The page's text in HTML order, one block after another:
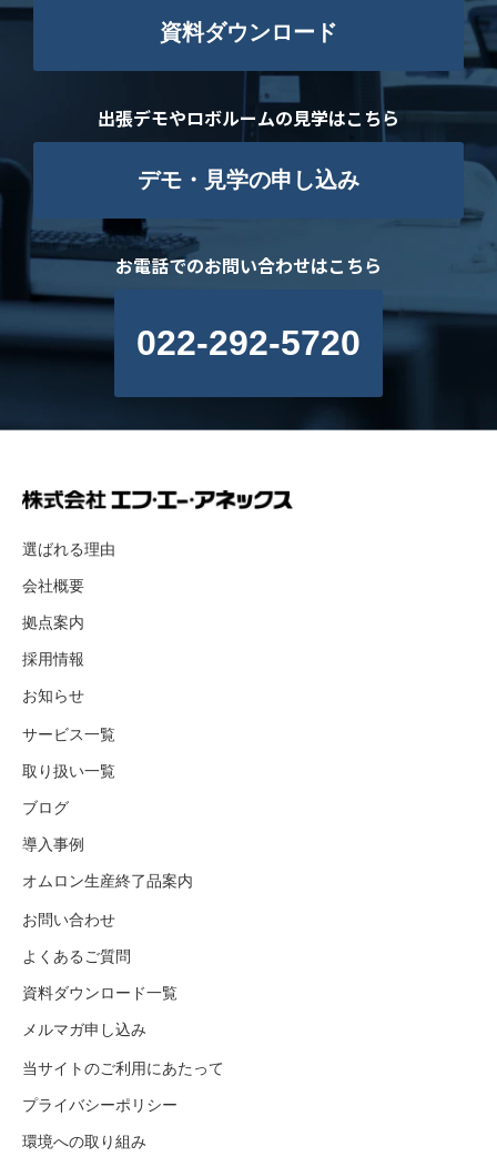
資料ダウンロード
出張デモやロボルームの見学はこちら
デモ・見学の申し込み
お電話でのお問い合わせはこちら
022-292-5720
選ばれる理由
会社概要
拠点案内
採用情報
お知らせ
サービス一覧
取り扱い一覧
ブログ
導入事例
オムロン生産終了品案内
お問い合わせ
よくあるご質問
資料ダウンロード一覧
メルマガ申し込み
当サイトのご利用にあたって
プライバシーポリシー
環境への取り組み